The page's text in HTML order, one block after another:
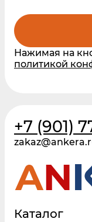
Нажимая на
политикой
+7 (901)
Каталог